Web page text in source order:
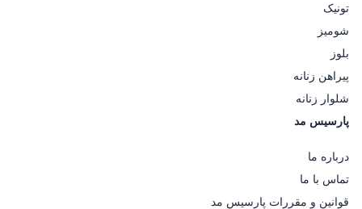
تونیک
شومیز
بلوز
پیراهن زنانه
شلوار زنانه
پارسیس مد
درباره ما
تماس با ما
قوانین و مقررات پارسیس مد